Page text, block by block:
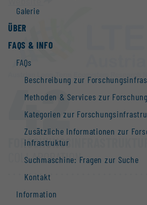
Galerie
ÜBER
FAQS & INFO
FAQs
Beschreibung zur
Methoden & Services zur
Kategorien zur
Zusätzliche Informationen zur
infrastruktur
Suchmaschine: Fragen zur Suche
Kontakt
Information
42
COLLABORATION